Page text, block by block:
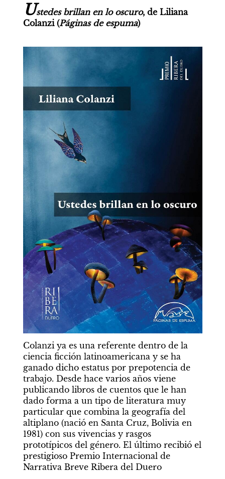
Ustedes brillan en lo oscuro, de Liliana
Colanzi (Páginas de espuma)
Colanzi ya es una referente dentro de la
ciencia ficción latinoamericana y se ha
ganado dicho estatus por prepotencia de
trabajo. Desde hace varios años viene
publicando libros de cuentos que le han
dado forma a un tipo de literatura muy
particular que combina la geografía del
altiplano (nació en Santa Cruz, Bolivia en
1981) con sus vivencias y rasgos
prototípicos del género. El último recibió el
prestigioso Premio Internacional de
Narrativa Breve Ribera del Duero